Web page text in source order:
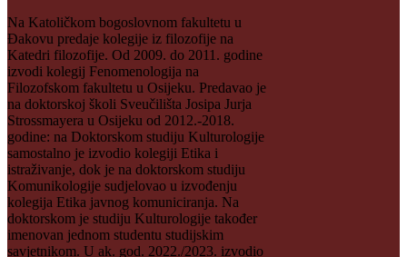
Na Katoličkom bogoslovnom fakultetu u
Đakovu predaje kolegije iz filozofije na
Katedri filozofije. Od 2009. do 2011. godine
izvodi kolegij Fenomenologija na
Filozofskom fakultetu u Osijeku. Predavao je
na doktorskoj školi Sveučilišta Josipa Jurja
Strossmayera u Osijeku od 2012.-2018.
godine: na Doktorskom studiju Kulturologije
samostalno je izvodio kolegiji Etika i
istraživanje, dok je na doktorskom studiju
Komunikologije sudjelovao u izvođenju
kolegija Etika javnog komuniciranja. Na
doktorskom je studiju Kulturologije također
imenovan jednom studentu studijskim
savjetnikom. U ak. god. 2022./2023. izvodio